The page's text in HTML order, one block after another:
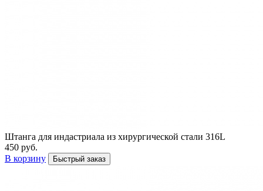
Штанга для индастриала из хирургической стали 316L
450 руб.
В корзину
Быстрый заказ